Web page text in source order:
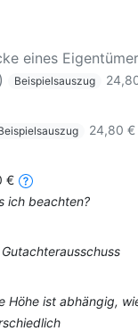
eines
) Beispielsauszug
24,80 €
€
ich beachten?
Höhe ist abhängig,